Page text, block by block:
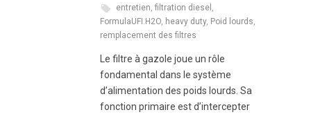
entretien filtration diesel
FormulaUFI.H2O heavy duty, Poid lourds
remplacement des filtres
Le filtre à gazole joue un rôle
fondamental dans le système
d’alimentation des poids lourds. Sa
fonction primaire est d’intercepter